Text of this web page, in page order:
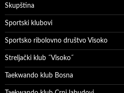
Skupština
Sportski klubovi
Sportsko ribolovno društvo Visoko
Streljački klub ˝Visoko˝
Taekwando klub Bosna